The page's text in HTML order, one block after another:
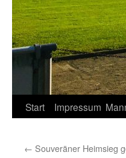
Springe
Inhalt
Start Impressum
← Souveräner Heimsieg